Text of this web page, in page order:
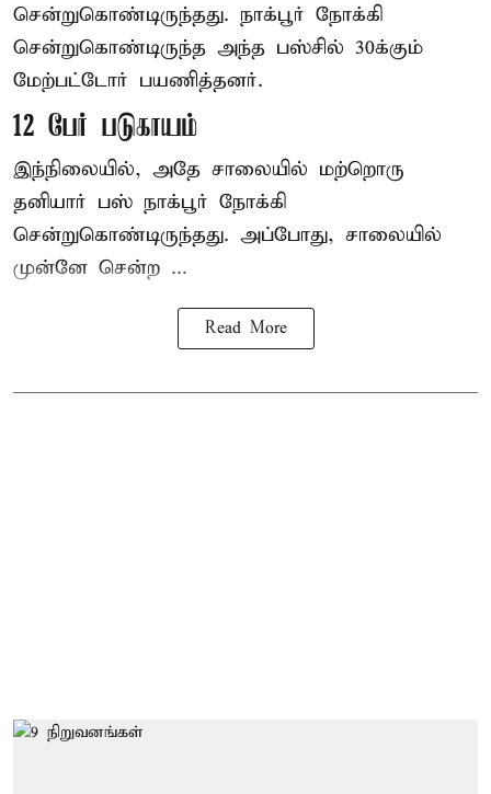
சென்றுகொண்டிருந்தது. நாக்பூர் நோக்கி
சென்றுகொண்டிருந்த அந்த பஸ்சில் 30க்கும்
மேற்பட்டோர் பயணித்தனர்.
12 பேர் படுகாயம்
இந்நிலையில், அதே சாலையில் மற்றொரு
தனியார் பஸ் நாக்பூர் நோக்கி
சென்றுகொண்டிருந்தது. அப்போது, சாலையில்
முன்னே சென்ற ...
Read More